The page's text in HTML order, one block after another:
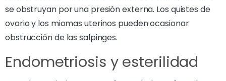
se obstruyan por una presión externa. Los quistes de
ovario y los miomas uterinos pueden ocasionar
obstrucción de las salpinges.
Endometriosis y esterilidad